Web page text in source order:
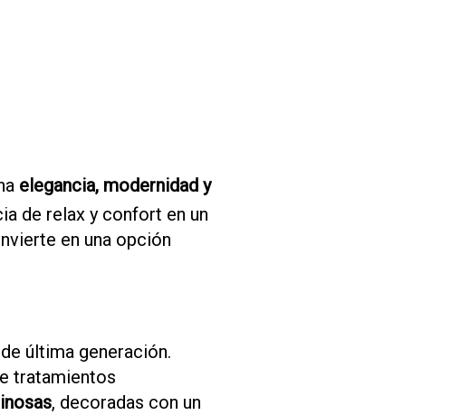
elegancia, modernidad y
de relax y confort en un
en una opción
última generación.
tratamientos
, decoradas con un